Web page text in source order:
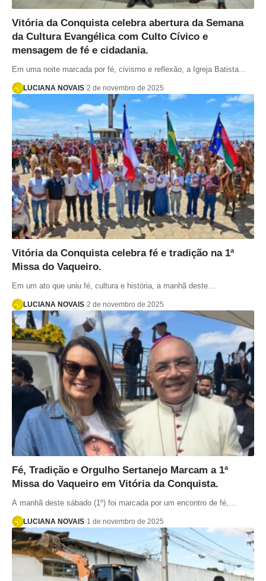
Vitória da Conquista celebra abertura da Semana
da Cultura Evangélica com Culto Cívico e
mensagem de fé e cidadania.
Em uma noite marcada por fé, civismo e reflexão, a Igreja Batista…
LUCIANA NOVAIS 2 de novembro de 2025
Vitória da Conquista celebra fé e tradição na 1ª
Missa do Vaqueiro.
Em um ato que uniu fé, cultura e história, a manhã deste…
LUCIANA NOVAIS 2 de novembro de 2025
Fé, Tradição e Orgulho Sertanejo Marcam a 1ª
Missa do Vaqueiro em Vitória da Conquista.
A manhã deste sábado (1º) foi marcada por um encontro de fé,…
LUCIANA NOVAIS 1 de novembro de 2025